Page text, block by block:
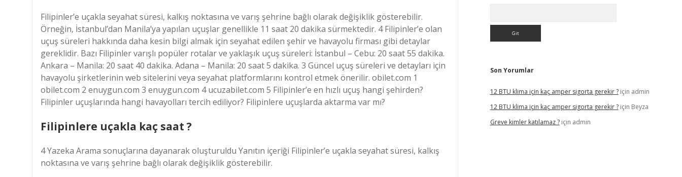
Filipinler’e uçakla seyahat süresi, kalkış noktasına ve varış şehrine bağlı olarak değişiklik gösterebilir.
Örneğin, İstanbul’dan Manila’ya yapılan uçuşlar genellikle 11 saat 20 dakika sürmektedir. 4 Filipinler’e olan
uçuş süreleri hakkında daha kesin bilgi almak için seyahat edilen şehir ve havayolu firması gibi detaylar
gereklidir. Bazı Filipinler varışlı popüler rotalar ve yaklaşık uçuş süreleri: İstanbul – Cebu: 20 saat 55 dakika.
Ankara – Manila: 20 saat 40 dakika. Adana – Manila: 20 saat 5 dakika. 3 Güncel uçuş süreleri ve detayları için
havayolu şirketlerinin web sitelerini veya seyahat platformlarını kontrol etmek önerilir. obilet.com 1
obilet.com 2 enuygun.com 3 enuygun.com 4 ucuzabilet.com 5 Filipinler’e en hızlı uçuş hangi şehirden?
Filipinler uçuşlarında hangi havayolları tercih ediliyor? Filipinlere uçuşlarda aktarma var mı?
Filipinlere uçakla kaç saat ?
4 Yazeka Arama sonuçlarına dayanarak oluşturuldu Yanıtın içeriği Filipinler’e uçakla seyahat süresi, kalkış
noktasına ve varış şehrine bağlı olarak değişiklik gösterebilir.
Son Yorumlar
12 BTU klima için kaç amper sigorta gerekir ?için admin
12 BTU klima için kaç amper sigorta gerekir ?için Beyza
Greve kimler katılamaz ?için admin